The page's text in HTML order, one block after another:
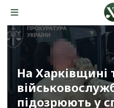
На Харківщині
підозрюють у